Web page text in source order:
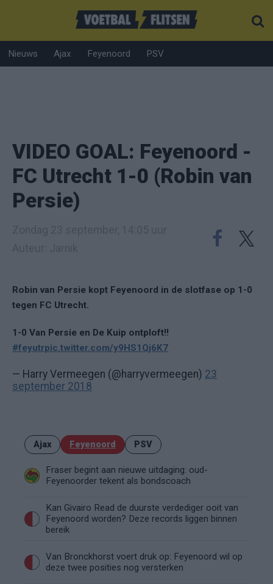
Nieuws Ajax Feyenoord PSV
VIDEO GOAL: Feyenoord -
FC Utrecht 1-0 (Robin van
Persie)
Robin van Persie kopt Feyenoord in de slotfase op 1-0
tegen FC Utrecht.
1-0 Van Persie en De Kuip ontploft!!
#feyutrpic.twitter.com/y9HS1Qj6K7
— Harry Vermeegen (@harryvermeegen) 23
september 2018
Ajax Feyenoord PSV
Fraser begint aan nieuwe uitdaging: oud-
Feyenoorder tekent als bondscoach
Kan Givairo Read de duurste verdediger ooit van
Feyenoord worden? Deze records liggen binnen
bereik
Van Bronckhorst voert druk op: Feyenoord wil op
deze twee posities nog versterken